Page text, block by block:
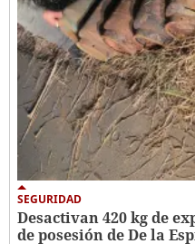
SEGURIDAD
Desactivan 420 kg de
de posesión de De la